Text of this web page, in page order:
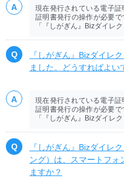
現在発行されている電子
証明書発行の操作が必要
「『しがぎん』Bizダイレ
『しがぎん』Bizダイレ
ました。どうすればよい
現在発行されている電子
証明書発行の操作が必要
「『しがぎん』Bizダイレ
『しがぎん』Bizダイレ
ング）は、スマートフォ
ますか？